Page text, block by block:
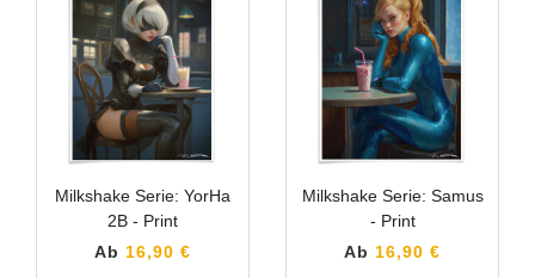
Milkshake Serie: YorHa
2B - Print
Ab 16,90 €
Milkshake Serie: Samus
- Print
Ab 16,90 €